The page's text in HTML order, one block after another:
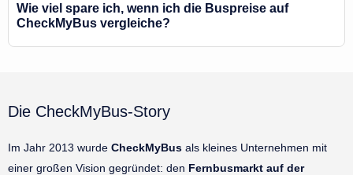
Wie viel spare ich, wenn ich die Buspreise auf
CheckMyBus vergleiche?
Die CheckMyBus-Story
Im Jahr 2013 wurde CheckMyBus als kleines Unternehmen mit
einer großen Vision gegründet: den Fernbusmarkt auf der